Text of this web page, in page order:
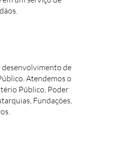
desenvolvimento de
Atendemos o
Público, Poder
Fundações,